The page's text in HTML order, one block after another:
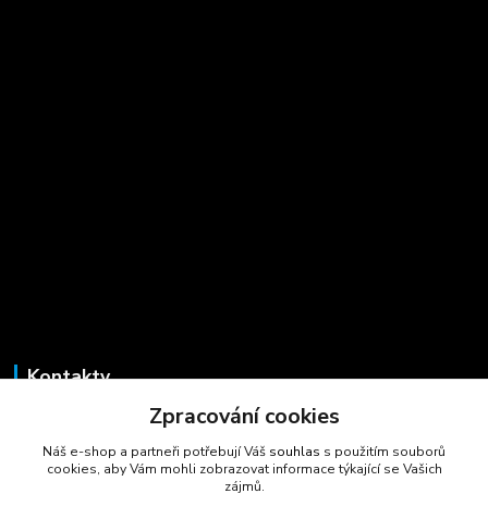
Kontakty
+420 723 725 881
(Po-Pá, 8-16 hod.)
Zpracování cookies
Náš e-shop a partneři potřebují Váš souhlas s použitím souborů
cookies, aby Vám mohli zobrazovat informace týkající se Vašich
zájmů.